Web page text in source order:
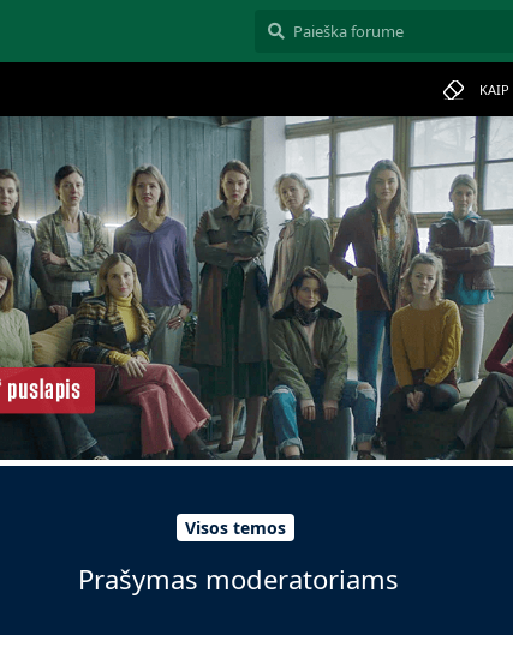
KAIP
Visos temos
Prašymas moderatoriams